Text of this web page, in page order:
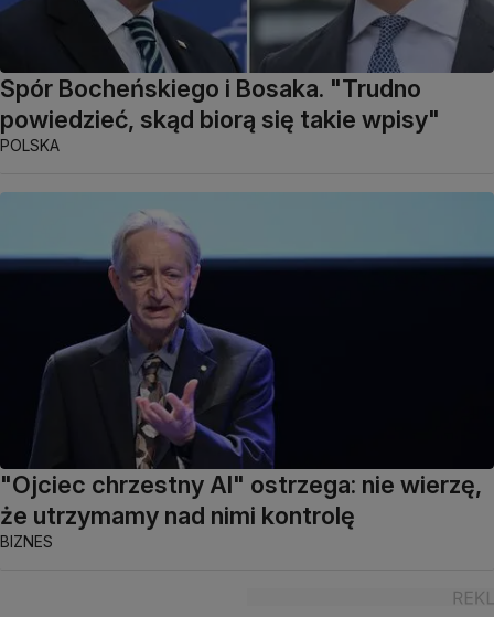
Spór Bocheńskiego i Bosaka. "Trudno
powiedzieć, skąd biorą się takie wpisy"
POLSKA
"Ojciec chrzestny AI" ostrzega: nie wierzę,
że utrzymamy nad nimi kontrolę
BIZNES